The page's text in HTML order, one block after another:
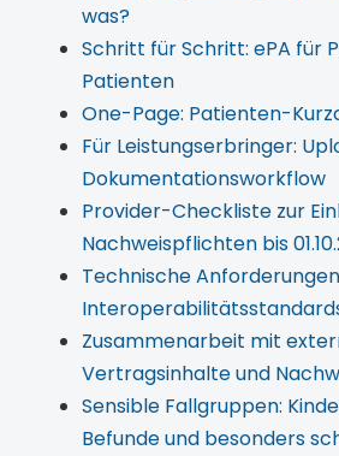
was?
Schritt für Schritt: ePA für
Patienten
One-Page: Patienten-
Für Leistungserbringer:
Dokumentationsworkflow
Provider-Checkliste zur
Nachweispflichten bis
Technische
Zusammenarbeit mit
Vertragsinhalte und
Sensible Fallgruppen:
Befunde und besonders